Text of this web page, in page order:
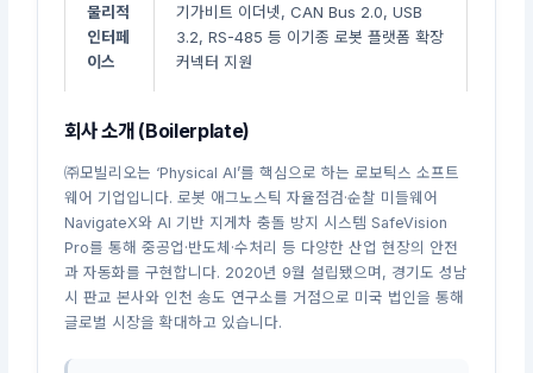
물리적
인터페
이스
기가비트 이더넷, CAN Bus 2.0, USB
3.2, RS-485 등 이기종 로봇 플랫폼 확장
커넥터 지원
회사 소개 (Boilerplate)
㈜모빌리오는 ‘Physical AI’를 핵심으로 하는 로보틱스 소프트
웨어 기업입니다. 로봇 애그노스틱 자율점검·순찰 미들웨어
NavigateX와 AI 기반 지게차 충돌 방지 시스템 SafeVision
Pro를 통해 중공업·반도체·수처리 등 다양한 산업 현장의 안전
과 자동화를 구현합니다. 2020년 9월 설립됐으며, 경기도 성남
시 판교 본사와 인천 송도 연구소를 거점으로 미국 법인을 통해
글로벌 시장을 확대하고 있습니다.